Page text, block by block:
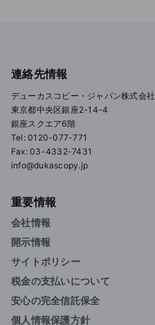
連絡先情報
デューカスコピー・ジャパン株式会社
東京都中央区銀座2-14-4
銀座スクエア6階
Tel: 0120-077-771
Fax: 03-4332-7431
info@dukascopy.jp
重要情報
会社情報
開示情報
サイトポリシー
税金の支払いについて
安心の完全信託保全
個人情報保護方針